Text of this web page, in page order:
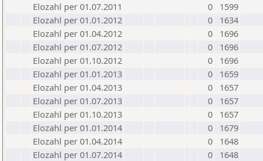
Elozahl per 01.07.2011
0
1599
Elozahl per 01.01.2012
0
1634
Elozahl per 01.04.2012
0
1696
Elozahl per 01.07.2012
0
1696
Elozahl per 01.10.2012
0
1696
Elozahl per 01.01.2013
0
1659
Elozahl per 01.04.2013
0
1657
Elozahl per 01.07.2013
0
1657
Elozahl per 01.10.2013
0
1657
Elozahl per 01.01.2014
0
1679
Elozahl per 01.04.2014
0
1648
Elozahl per 01.07.2014
0
1648